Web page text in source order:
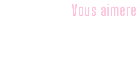
Vous